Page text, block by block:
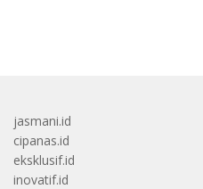
jasmani.id
cipanas.id
eksklusif.id
inovatif.id